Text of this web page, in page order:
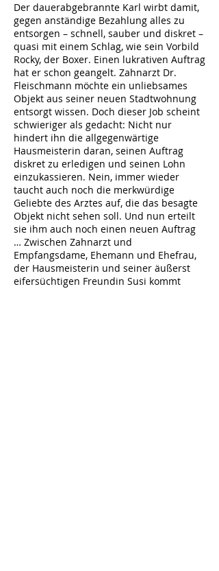
Der dauerabgebrannte Karl wirbt damit,
gegen anständige Bezahlung alles zu
entsorgen – schnell, sauber und diskret –
quasi mit einem Schlag, wie sein Vorbild
Rocky, der Boxer. Einen lukrativen Auftrag
hat er schon geangelt. Zahnarzt Dr.
Fleischmann möchte ein unliebsames
Objekt aus seiner neuen Stadtwohnung
entsorgt wissen. Doch dieser Job scheint
schwieriger als gedacht: Nicht nur
hindert ihn die allgegenwärtige
Hausmeisterin daran, seinen Auftrag
diskret zu erledigen und seinen Lohn
einzukassieren. Nein, immer wieder
taucht auch noch die merkwürdige
Geliebte des Arztes auf, die das besagte
Objekt nicht sehen soll. Und nun erteilt
sie ihm auch noch einen neuen Auftrag
… Zwischen Zahnarzt und
Empfangsdame, Ehemann und Ehefrau,
der Hausmeisterin und seiner äußerst
eifersüchtigen Freundin Susi kommt